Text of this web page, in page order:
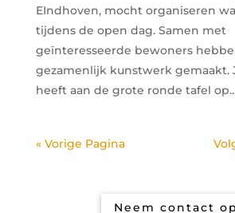
EIndhoven, mocht organiseren
tijdens de open dag. Samen met
geïnteresseerde bewoners
gezamenlijk kunstwerk gemaakt.
heeft aan de grote ronde tafel
« Vorige Pagina
Neem contact